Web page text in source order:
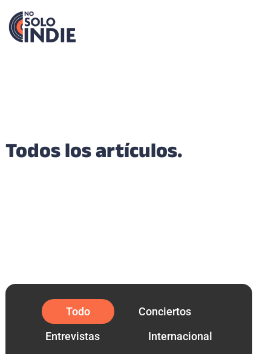
Todos los artículos.
Conciertos
Entrevistas
Internacional
Todo